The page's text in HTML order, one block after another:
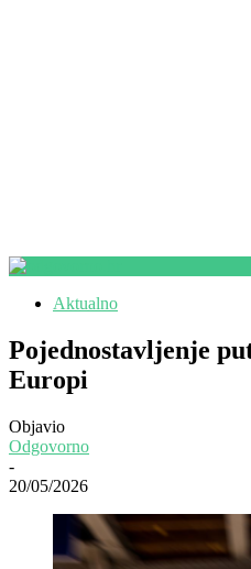
Aktualno
Pojednostavljenje
Europi
Objavio
Odgovorno
-
20/05/2026